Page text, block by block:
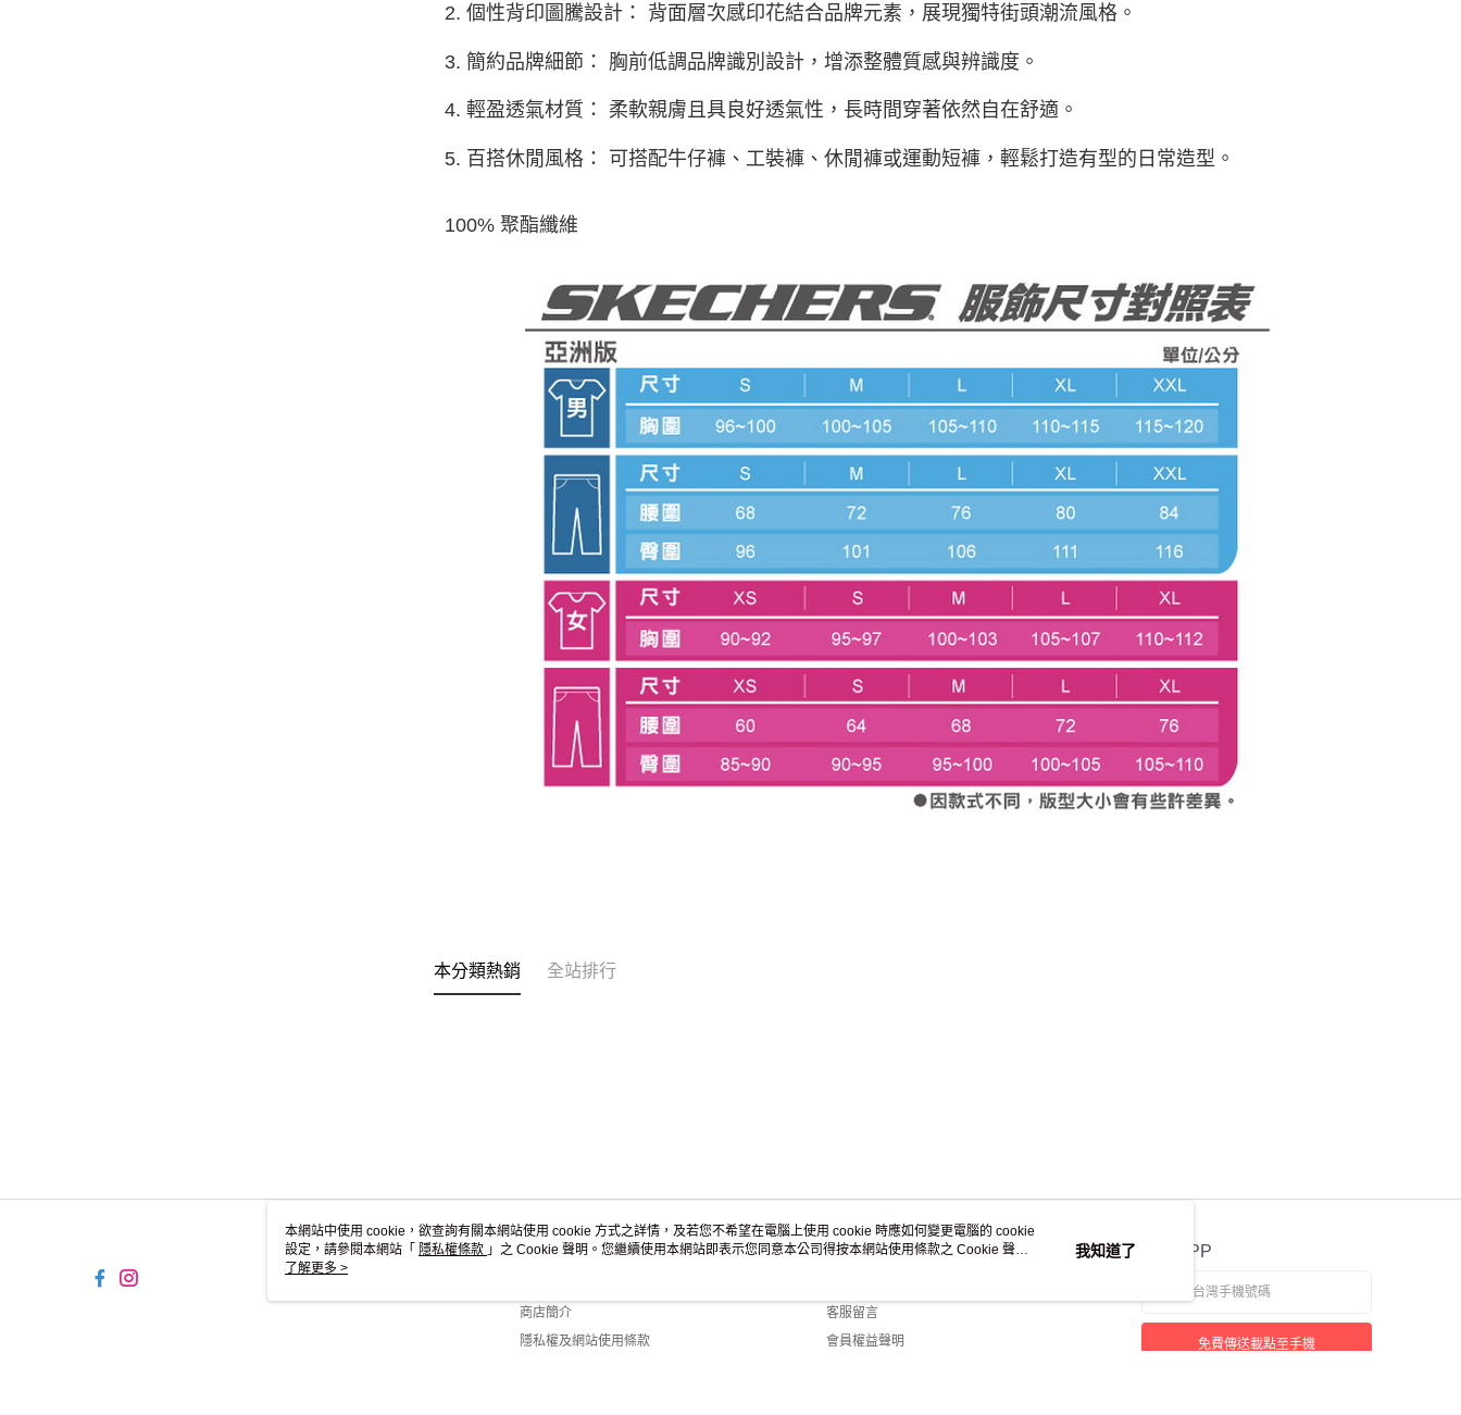
2. 個性背印圖騰設計： 背面層次感印花結合品牌元素，展現獨特街頭潮流風格。
3. 簡約品牌細節： 胸前低調品牌識別設計，增添整體質感與辨識度。
4. 輕盈透氣材質： 柔軟親膚且具良好透氣性，長時間穿著依然自在舒適。
5. 百搭休閒風格： 可搭配牛仔褲、工裝褲、休閒褲或運動短褲，輕鬆打造有型的日常造型。
100% 聚酯纖維
本分類熱銷 全站排行
關於我們
商店簡介
隱私權及網站使用條款
客服資訊
客服留言
會員權益聲明
官方APP
免費傳送載點至手機
本網站中使用 cookie，欲查詢有關本網站使用 cookie 方式之詳情，及若您不希望在電腦上使用 cookie 時應如何變更電腦的 cookie
設定，請參閱本網站「 隱私權條款 」之 Cookie 聲明。您繼續使用本網站即表示您同意本公司得按本網站使用條款之 Cookie 聲明
使用 cookie。
了解更多 >
我知道了